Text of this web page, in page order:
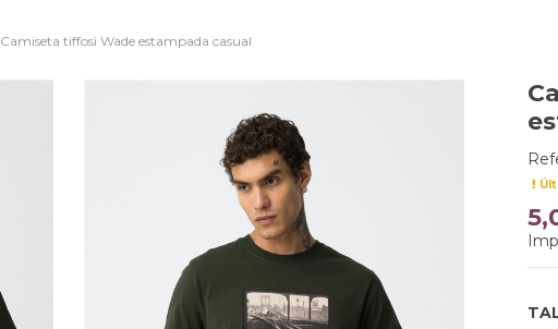
Camiseta tiffosi Wade estampada casual